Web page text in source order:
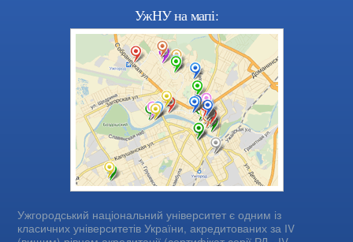
УжНУ на мапі:
Ужгородський національний університет є одним із
класичних університетів України, акредитованих за IV